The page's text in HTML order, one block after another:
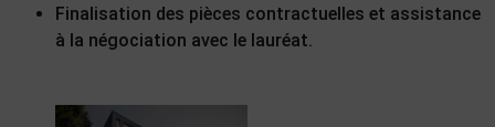
Finalisation des pièces contractuelles et assistance
à la négociation avec le lauréat.